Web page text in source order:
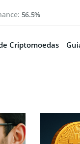
56.5%
Criptomoedas